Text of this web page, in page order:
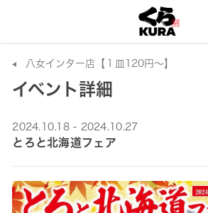
八女インター店【１皿120円～】
イベント詳細
2024.10.18 - 2024.10.27
とろと北海道フェア